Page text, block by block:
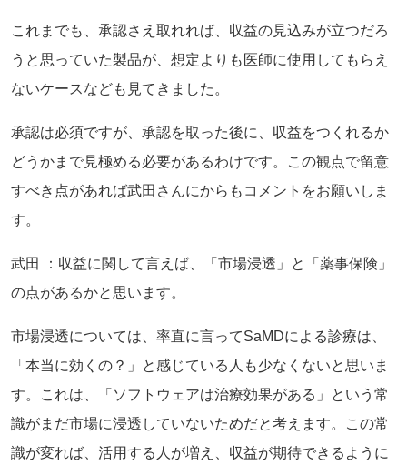
これまでも、承認さえ取れれば、収益の見込みが立つだろ
うと思っていた製品が、想定よりも医師に使用してもらえ
ないケースなども見てきました。
承認は必須ですが、承認を取った後に、収益をつくれるか
どうかまで見極める必要があるわけです。この観点で留意
すべき点があれば武田さんにからもコメントをお願いしま
す。
武田 ：収益に関して言えば、「市場浸透」と「薬事保険」
の点があるかと思います。
市場浸透については、率直に言ってSaMDによる診療は、
「本当に効くの？」と感じている人も少なくないと思いま
す。これは、「ソフトウェアは治療効果がある」という常
識がまだ市場に浸透していないためだと考えます。この常
識が変れば、活用する人が増え、収益が期待できるように